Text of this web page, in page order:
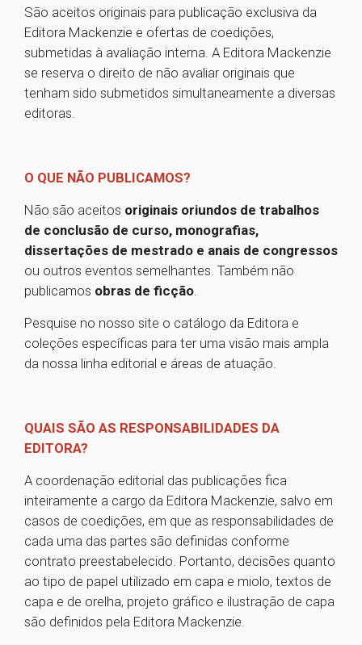
São aceitos originais para publicação exclusiva da
Editora Mackenzie e ofertas de coedições,
submetidas à avaliação interna. A Editora Mackenzie
se reserva o direito de não avaliar originais que
tenham sido submetidos simultaneamente a diversas
editoras.
O QUE NÃO PUBLICAMOS?
Não são aceitos originais oriundos de trabalhos
de conclusão de curso, monografias,
dissertações de mestrado e anais de congressos
ou outros eventos semelhantes. Também não
publicamos obras de ficção.
Pesquise no nosso site o catálogo da Editora e
coleções específicas para ter uma visão mais ampla
da nossa linha editorial e áreas de atuação.
QUAIS SÃO AS RESPONSABILIDADES DA
EDITORA?
A coordenação editorial das publicações fica
inteiramente a cargo da Editora Mackenzie, salvo em
casos de coedições, em que as responsabilidades de
cada uma das partes são definidas conforme
contrato preestabelecido. Portanto, decisões quanto
ao tipo de papel utilizado em capa e miolo, textos de
capa e de orelha, projeto gráfico e ilustração de capa
são definidos pela Editora Mackenzie.